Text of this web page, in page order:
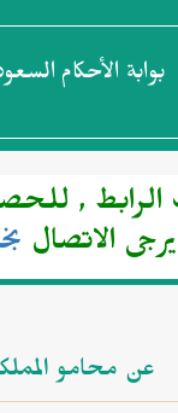
بوابة الأحكام
الرابط ,
الاتصال
عن محامو